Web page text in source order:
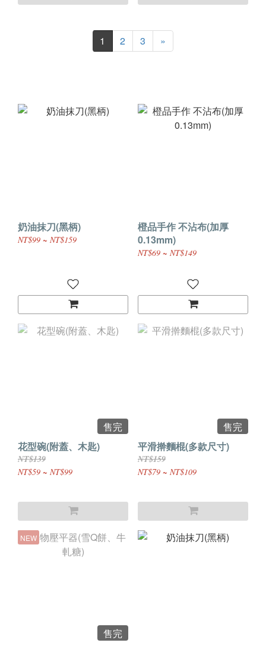
1 2 3 »
奶油抹刀(黑柄)
NT$99 ~ NT$159
橙品手作 不沾布(加厚
0.13mm)
NT$69 ~ NT$149
售完
花型碗(附蓋、木匙)
NT$139
NT$59 ~ NT$99
售完
平滑擀麵棍(多款尺寸)
NT$159
NT$79 ~ NT$109
NEW
售完